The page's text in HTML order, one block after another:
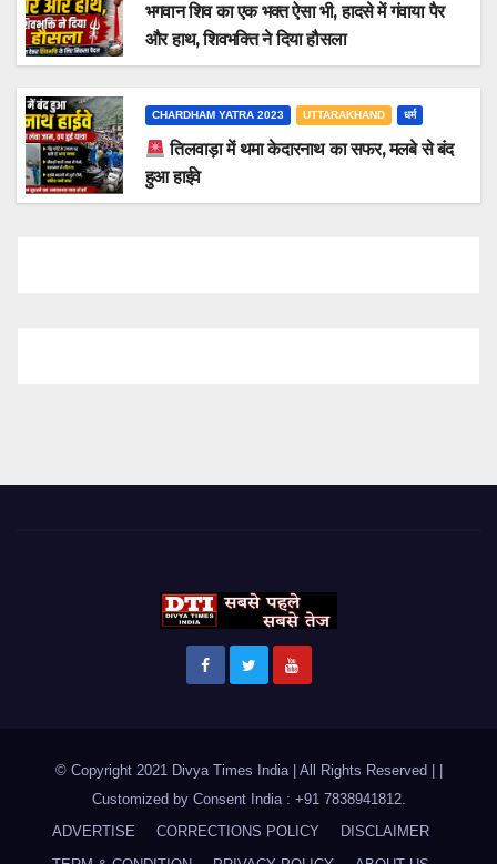
भगवान शिव का एक भक्त ऐसा भी, हादसे में गंवाया पैर
और हाथ, शिवभक्ति ने दिया हौसला
CHARDHAM YATRA 2023 UTTARAKHAND धर्म
तिलवाड़ा में थमा केदारनाथ का सफर, मलबे से बंद
हुआ हाईवे
© Copyright 2021 Divya Times India | All Rights Reserved | |
Customized by Consent India : +91 7838941812.
ADVERTISE
CORRECTIONS POLICY
DISCLAIMER